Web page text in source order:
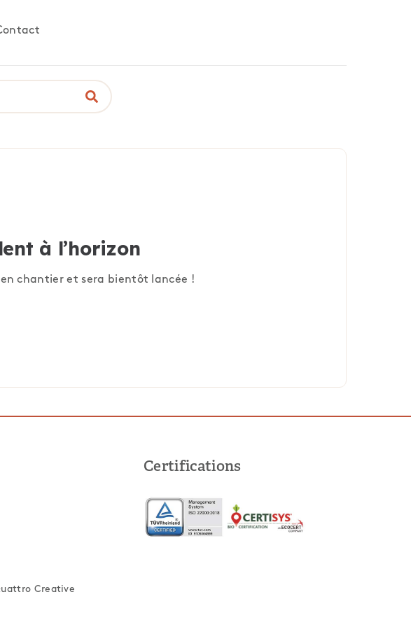
à l’horizon
chantier et sera bientôt lancée !
Certifications
Creative